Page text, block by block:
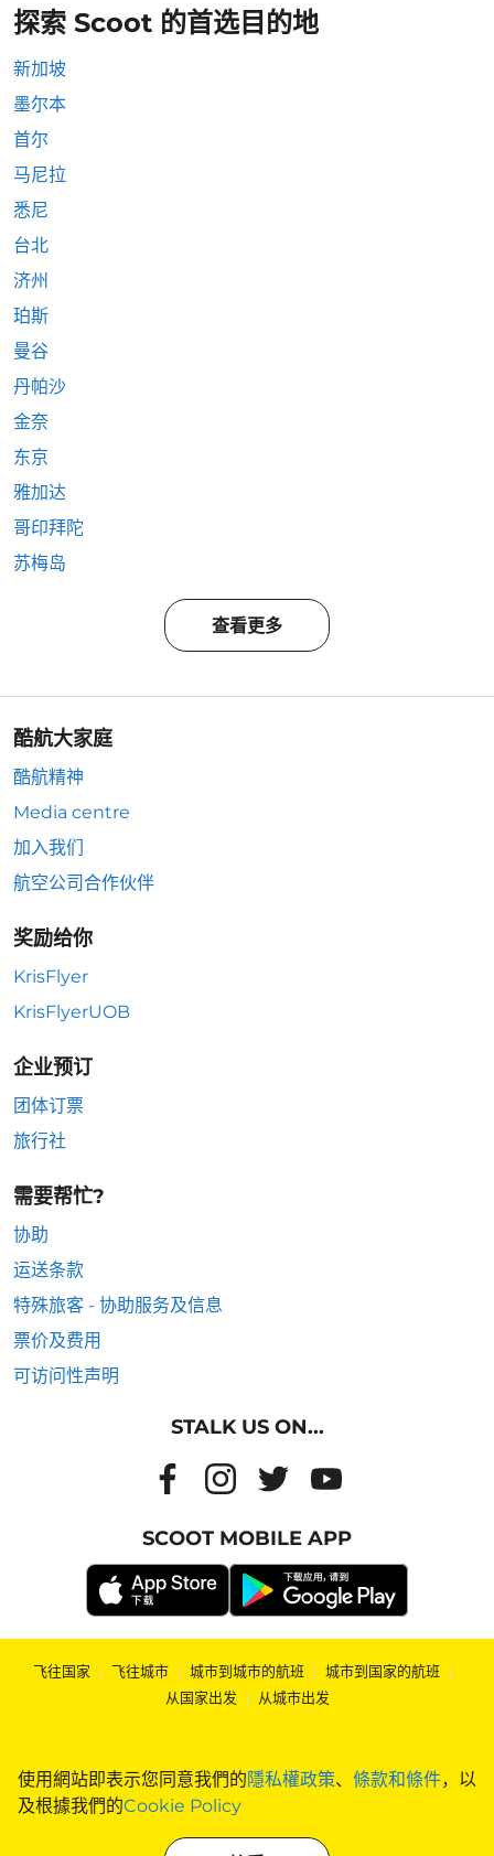
使用網站即表示您同意我們的隱私權政策、 條款和條件，以
及根據我們的Cookie Policy
探索 Scoot 的首选目的地
新加坡
墨尔本
首尔
马尼拉
悉尼
台北
济州
珀斯
曼谷
丹帕沙
金奈
东京
雅加达
哥印拜陀
苏梅岛
查看更多
酷航大家庭
酷航精神
Media centre
加入我们
航空公司合作伙伴
奖励给你
KrisFlyer
KrisFlyerUOB
企业预订
团体订票
旅行社
需要帮忙?
协助
运送条款
特殊旅客 - 协助服务及信息
票价及费用
可访问性声明
STALK US ON...
SCOOT MOBILE APP
飞往国家 | 飞往城市 | 城市到城市的航班 | 城市到国家的航班 |
从国家出发 | 从城市出发